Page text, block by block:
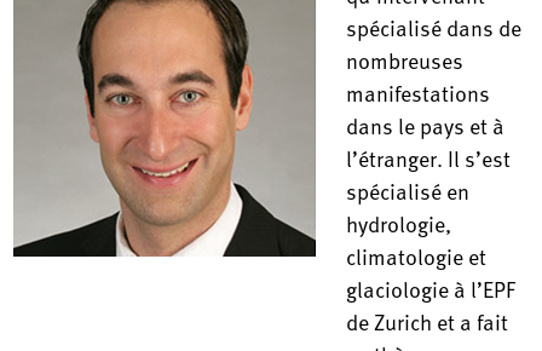
spécialisé dans de
nombreuses
manifestations
dans le pays et à
l’étranger. Il s’est
spécialisé en
hydrologie,
climatologie et
glaciologie à l’EPF
de Zurich et a fait